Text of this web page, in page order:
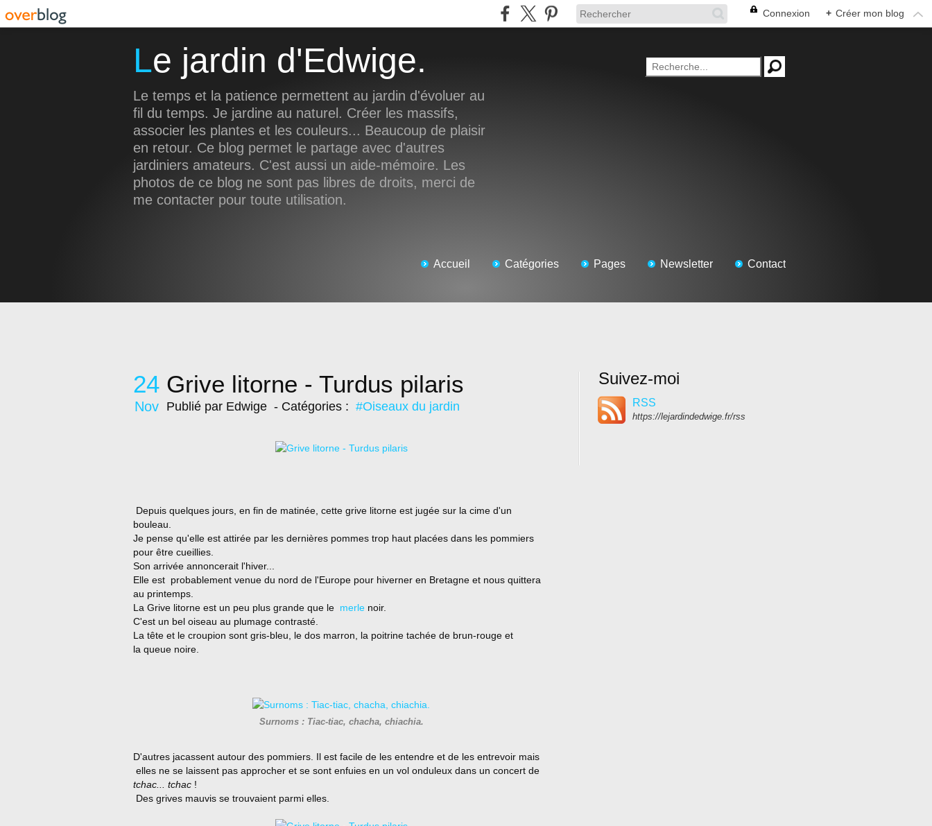
Connexion + Créer mon blog
Le jardin d'Edwige.
Le temps et la patience permettent au jardin d'évoluer au
fil du temps. Je jardine au naturel. Créer les massifs,
associer les plantes et les couleurs... Beaucoup de plaisir
en retour. Ce blog permet le partage avec d'autres
jardiniers amateurs. C'est aussi un aide-mémoire. Les
photos de ce blog ne sont pas libres de droits, merci de
me contacter pour toute utilisation.
Accueil Catégories Pages Newsletter Contact
24
Nov
Grive litorne - Turdus pilaris
Publié par Edwige - Catégories : #Oiseaux du jardin
Depuis quelques jours, en fin de matinée, cette grive litorne est jugée sur la cime d'un
bouleau.
Je pense qu'elle est attirée par les dernières pommes trop haut placées dans les pommiers
pour être cueillies.
Son arrivée annoncerait l'hiver...
Elle est probablement venue du nord de l'Europe pour hiverner en Bretagne et nous quittera
au printemps.
La Grive litorne est un peu plus grande que le merle noir.
C'est un bel oiseau au plumage contrasté.
La tête et le croupion sont gris-bleu, le dos marron, la poitrine tachée de brun-rouge et
la queue noire.
Surnoms : Tiac-tiac, chacha, chiachia.
D'autres jacassent autour des pommiers. Il est facile de les entendre et de les entrevoir mais
elles ne se laissent pas approcher et se sont enfuies en un vol onduleux dans un concert de
tchac... tchac !
Des grives mauvis se trouvaient parmi elles.
Suivez-moi
RSS
https://lejardindedwige.fr/rss